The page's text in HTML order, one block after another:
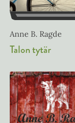
Anne B. Ragde
Talon tytär